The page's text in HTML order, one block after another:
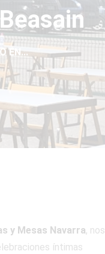
EN...
y Mesas Navarra, nos
íntimas